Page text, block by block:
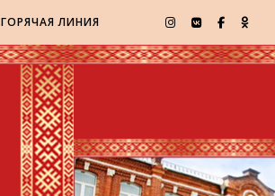
ГОРЯЧАЯ ЛИНИЯ